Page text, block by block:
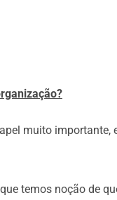
muito
temos noção de